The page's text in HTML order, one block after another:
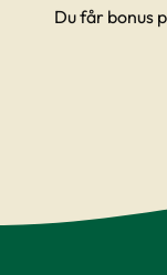
Du får bonus